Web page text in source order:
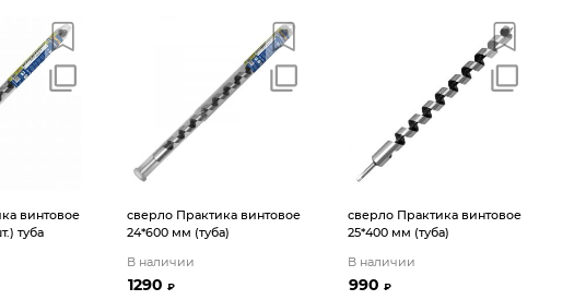
винтовое
туба
сверло Практика винтовое
24*600 мм (туба)
В наличии
1290₽
сверло Практика винтовое
25*400 мм (туба)
В наличии
990₽